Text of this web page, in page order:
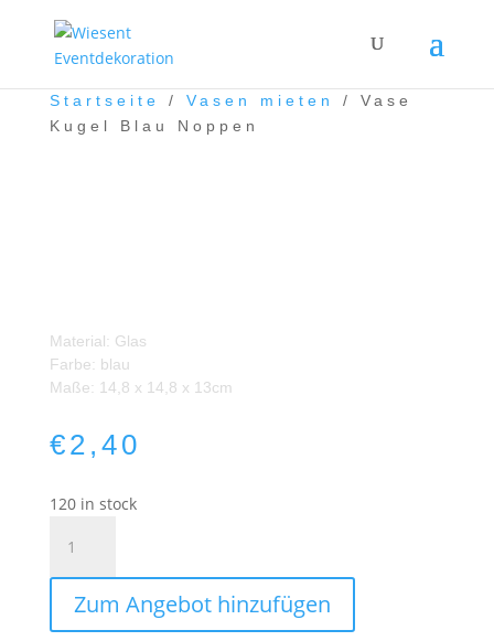
Startseite / Vasen mieten
/ Vase
Kugel Blau Noppen
Material: Glas
Farbe: blau
Maße: 14,8 x 14,8 x 13cm
€2,40
120 in stock
Kugel
Blau
Noppen
quantity
Zum Angebot hinzufügen